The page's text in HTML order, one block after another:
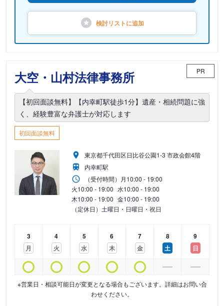
検討リストに追加
大空・山村法律事務所 PR
【初回面談無料】【内幸町駅徒歩1分】遺産・相続問題に強
く、経験豊富な弁護士が対応します
初回面談無料
東京都千代田区日比谷公園1-3 市政会館4階
内幸町駅
（受付時間） 月10:00 - 19:00
火10:00 - 19:00 水10:00 - 19:00
木10:00 - 19:00 金10:00 - 19:00
（定休日）土曜日・日曜日・祝日
3
月
4
火
5
水
6
木
7
金
8
土
9
日
※営業日・相談可能日が変更となる場合もございます。詳細はお問い合
わせください。